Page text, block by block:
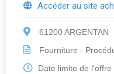
Accéder au site
61200 ARGENTAN
Fourniture -
Date limite de l'offre